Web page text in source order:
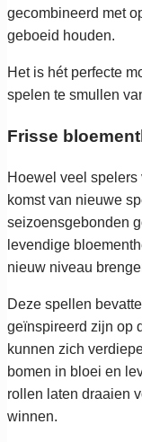
gecombineerd met
geboeid houden.
Het is hét perfecte
spelen te smullen
Frisse
Hoewel veel
komst van nieuwe
seizoensgebonden
levendige
nieuw niveau
Deze spellen
geïnspireerd zijn op
kunnen zich
bomen in bloei en
rollen laten draaien
winnen.